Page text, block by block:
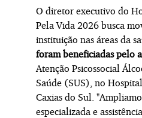
O diretor executivo do
Pela Vida 2026 busca
instituição nas áreas da
foram beneficiadas pelo
Atenção Psicossocial
Saúde (SUS), no
Caxias do Sul.
especializada e